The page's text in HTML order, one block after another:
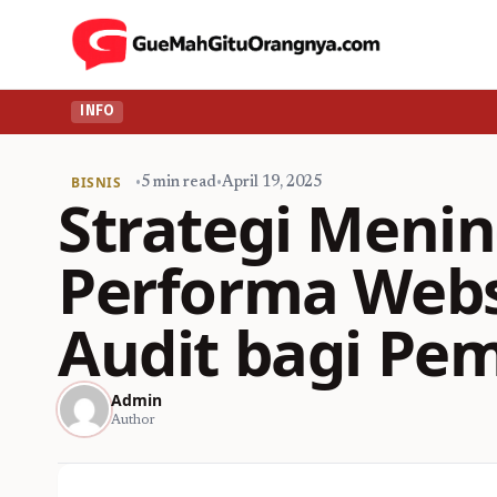
INFO
BISNIS •5 min read•April 19, 2025
Strategi
Performa
Audit bagi
Admin
Author